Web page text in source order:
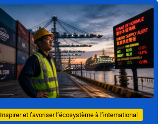
Inspirer et favoriser l’écosystème à l’international